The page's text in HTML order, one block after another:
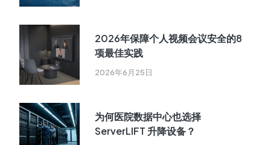
2026年6月25日
2026年保障个人视频会议安全的8
项最佳实践
为何医院数据中心也选择
ServerLIFT 升降设备？